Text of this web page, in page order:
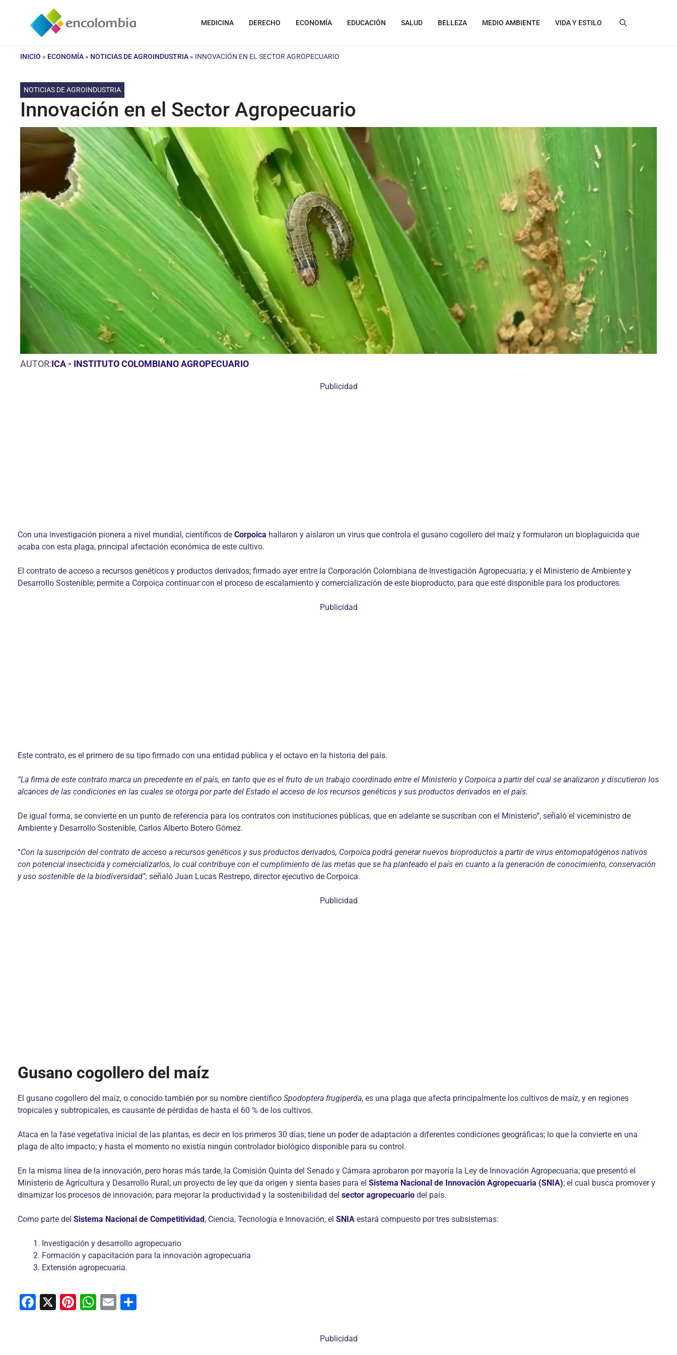
contenido
MEDICINA DERECHO ECONOMÍA EDUCACIÓN SALUD BELLEZA MEDIO AMBIENTE VIDA Y ESTILO
INICIO » ECONOMÍA » NOTICIAS DE AGROINDUSTRIA » INNOVACIÓN EN EL SECTOR AGROPECUARIO
NOTICIAS DE AGROINDUSTRIA
Innovación en el Sector Agropecuario
AUTOR:ICA - INSTITUTO COLOMBIANO AGROPECUARIO
Publicidad
Con una investigación pionera a nivel mundial, científicos de Corpoica hallaron y aislaron un virus que controla el gusano cogollero del maíz y formularon un bioplaguicida que
acaba con esta plaga, principal afectación económica de este cultivo.
El contrato de acceso a recursos genéticos y productos derivados; firmado ayer entre la Corporación Colombiana de Investigación Agropecuaria; y el Ministerio de Ambiente y
Desarrollo Sostenible; permite a Corpoica continuar con el proceso de escalamiento y comercialización de este bioproducto, para que esté disponible para los productores.
Publicidad
Este contrato, es el primero de su tipo firmado con una entidad pública y el octavo en la historia del país.
“La firma de este contrato marca un precedente en el país, en tanto que es el fruto de un trabajo coordinado entre el Ministerio y Corpoica a partir del cual se analizaron y discutieron los
alcances de las condiciones en las cuales se otorga por parte del Estado el acceso de los recursos genéticos y sus productos derivados en el país.
De igual forma, se convierte en un punto de referencia para los contratos con instituciones públicas, que en adelante se suscriban con el Ministerio”, señaló el viceministro de
Ambiente y Desarrollo Sostenible, Carlos Alberto Botero Gómez.
“Con la suscripción del contrato de acceso a recursos genéticos y sus productos derivados, Corpoica podrá generar nuevos bioproductos a partir de virus entomopatógenos nativos
con potencial insecticida y comercializarlos, lo cual contribuye con el cumplimiento de las metas que se ha planteado el país en cuanto a la generación de conocimiento, conservación
y uso sostenible de la biodiversidad”; señaló Juan Lucas Restrepo, director ejecutivo de Corpoica.
Publicidad
Gusano cogollero del maíz
El gusano cogollero del maíz, o conocido también por su nombre científico Spodoptera frugiperda, es una plaga que afecta principalmente los cultivos de maíz, y en regiones
tropicales y subtropicales, es causante de pérdidas de hasta el 60 % de los cultivos.
Ataca en la fase vegetativa inicial de las plantas, es decir en los primeros 30 días; tiene un poder de adaptación a diferentes condiciones geográficas; lo que la convierte en una
plaga de alto impacto; y hasta el momento no existía ningún controlador biológico disponible para su control.
En la misma línea de la innovación, pero horas más tarde, la Comisión Quinta del Senado y Cámara aprobaron por mayoría la Ley de Innovación Agropecuaria; que presentó el
Ministerio de Agricultura y Desarrollo Rural; un proyecto de ley que da origen y sienta bases para el Sistema Nacional de Innovación Agropecuaria (SNIA); el cual busca promover y
dinamizar los procesos de innovación; para mejorar la productividad y la sostenibilidad del sector agropecuario del país.
Como parte del Sistema Nacional de Competitividad, Ciencia, Tecnología e Innovación, el SNIA estará compuesto por tres subsistemas:
Investigación y desarrollo agropecuario
Formación y capacitación para la innovación agropecuaria
Extensión agropecuaria.
F
X
Pi W E
Publicidad